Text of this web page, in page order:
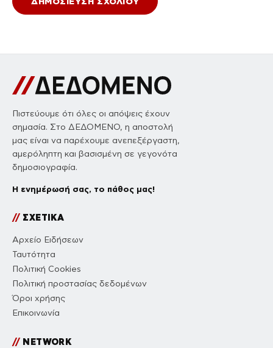
Πιστεύουμε ότι όλες οι απόψεις έχουν
σημασία. Στο ΔΕΔΟΜΕΝΟ, η αποστολή
μας είναι να παρέχουμε ανεπεξέργαστη,
αμερόληπτη και βασισμένη σε γεγονότα
δημοσιογραφία.
Η ενημέρωσή σας, το πάθος μας!
//ΣΧΕΤΙΚΑ
Αρχείο Ειδήσεων
Ταυτότητα
Πολιτική Cookies
Πολιτική προστασίας δεδομένων
Όροι χρήσης
Επικοινωνία
//NETWORK